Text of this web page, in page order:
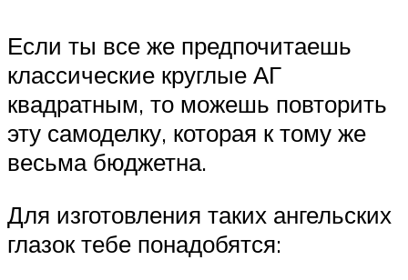
Если ты все же предпочитаешь
классические круглые АГ
квадратным, то можешь повторить
эту самоделку, которая к тому же
весьма бюджетна.
Для изготовления таких ангельских
глазок тебе понадобятся: